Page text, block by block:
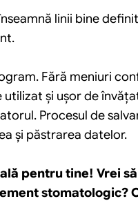
linii bine
Fără meniuri
şi uşor de
Procesul de
şi păstrarea datelor.
pentru tine! Vrei
stomatologic?